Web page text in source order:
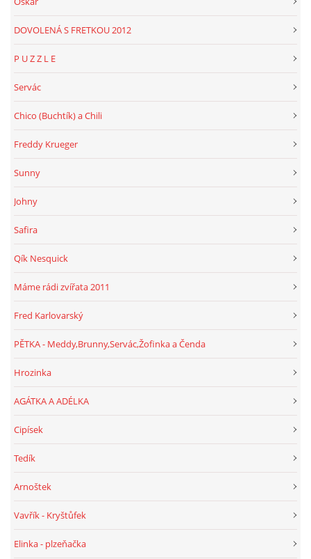
DOVOLENÁ S FRETKOU 2012
P U Z Z L E
Servác
Chico (Buchtík) a Chili
Freddy Krueger
Sunny
Johny
Safira
Qík Nesquick
Máme rádi zvířata 2011
Fred Karlovarský
PĚTKA - Meddy,Brunny,Servác,Žofinka a Čenda
Hrozinka
AGÁTKA A ADÉLKA
Cipísek
Tedík
Arnoštek
Vavřík - Kryštůfek
Elinka - plzeňačka